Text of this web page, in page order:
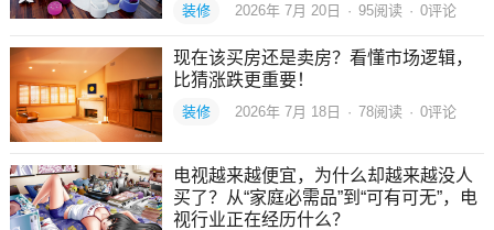
装修 2026年 7月 20日 · 95阅读 · 0评论
现在该买房还是卖房？看懂市场逻辑，
比猜涨跌更重要！
装修 2026年 7月 18日 · 78阅读 · 0评论
电视越来越便宜，为什么却越来越没人
买了？从“家庭必需品”到“可有可无”，电
视行业正在经历什么？